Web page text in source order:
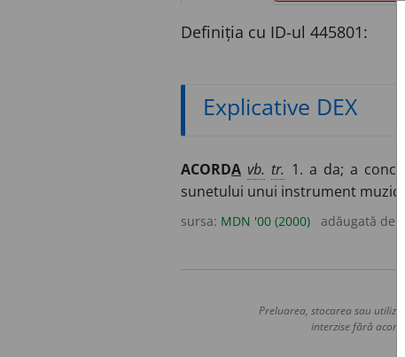
Definiția cu ID-ul 445801:
Explicative DEX
ACORDA vb. tr. 1. a da; a
sunetului unui instrument
sursa: MDN '00 (2000) adăugată de
Preluarea, stocarea sau
interzise fără